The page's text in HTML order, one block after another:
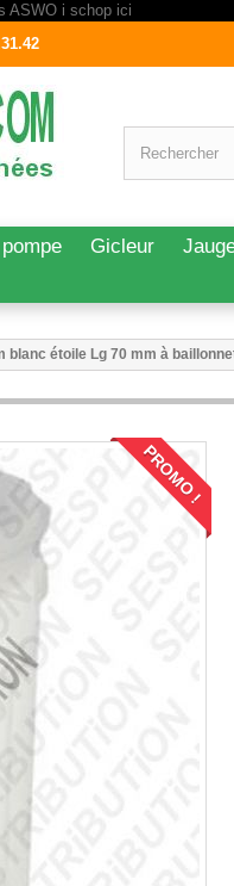
Gicleur
blanc étoile Lg 70 mm à
PROMO !